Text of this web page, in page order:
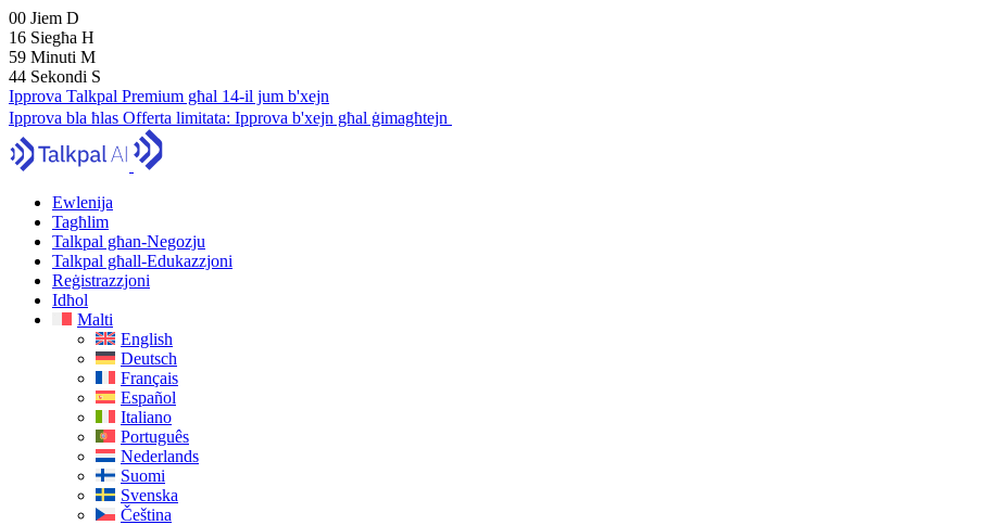
00 Jiem D
16 Siegħa H
59 Minuti M
43 Sekondi S
Ipprova Talkpal Premium għal 14-il jum b'xejn
Ipprova bla ħlas Offerta limitata: Ipprova b'xejn għal ġimagħtejn
Ewlenija
Tagħlim
Talkpal għan-Negozju
Talkpal għall-Edukazzjoni
Reġistrazzjoni
Idħol
Malti
English
Deutsch
Français
Español
Italiano
Português
Nederlands
Suomi
Svenska
Čeština